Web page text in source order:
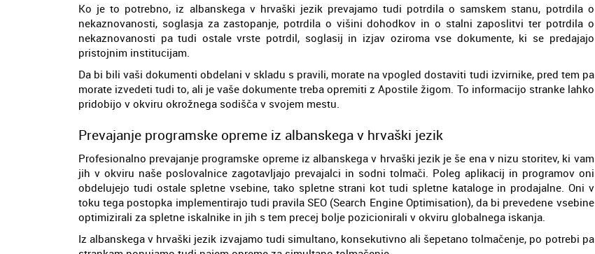
Ko je to potrebno, iz albanskega v hrvaški jezik prevajamo tudi potrdila o samskem stanu, potrdila o
nekaznovanosti, soglasja za zastopanje, potrdila o višini dohodkov in o stalni zaposlitvi ter potrdila o
nekaznovanosti pa tudi ostale vrste potrdil, soglasij in izjav oziroma vse dokumente, ki se predajajo
pristojnim institucijam.
Da bi bili vaši dokumenti obdelani v skladu s pravili, morate na vpogled dostaviti tudi izvirnike, pred tem pa
morate izvedeti tudi to, ali je vaše dokumente treba opremiti z Apostile žigom. To informacijo stranke lahko
pridobijo v okviru okrožnega sodišča v svojem mestu.
Prevajanje programske opreme iz albanskega v hrvaški jezik
Profesionalno prevajanje programske opreme iz albanskega v hrvaški jezik je še ena v nizu storitev, ki vam
jih v okviru naše poslovalnice zagotavljajo prevajalci in sodni tolmači. Poleg aplikacij in programov oni
obdelujejo tudi ostale spletne vsebine, tako spletne strani kot tudi spletne kataloge in prodajalne. Oni v
toku tega postopka implementirajo tudi pravila SEO (Search Engine Optimisation), da bi prevedene vsebine
optimizirali za spletne iskalnike in jih s tem precej bolje pozicionirali v okviru globalnega iskanja.
Iz albanskega v hrvaški jezik izvajamo tudi simultano, konsekutivno ali šepetano tolmačenje, po potrebi pa